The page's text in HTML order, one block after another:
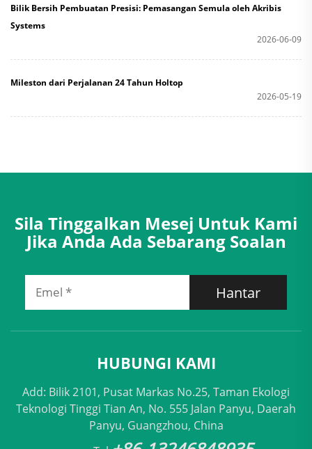
Bilik Bersih Pembuatan Presisi: Pemasangan Semula oleh Akribis
Systems
2026-06-09
Mileston dari Perjalanan 24 Tahun Holtop
2026-05-19
Sila Tinggalkan Mesej Untuk Kami
Jika Anda Ada Sebarang Soalan
Hantar
HUBUNGI KAMI
Add: Bilik 2101, Pusat Markas No.25, Taman Ekologi
Teknologi Tinggi Tian An, No. 555 Jalan Panyu, Daerah
Panyu, Guangzhou, China